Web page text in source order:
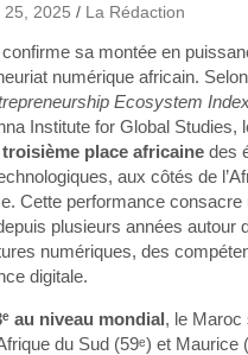
2025 La Rédaction
sa montée en
numérique africain.
Ecosystem
Institute for Global Studies,
troisième place africaine des
aux côtés de
Cette performance consacre
plusieurs années autour
numériques, des
digitale.
au niveau mondial, le Maroc
du Sud (59ᵉ) et Maurice